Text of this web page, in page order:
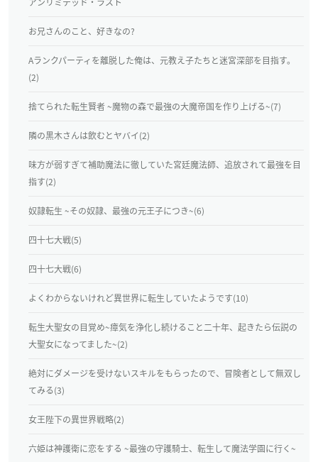
お兄さんのこと、好きなの?
Aランクパーティを離脱した俺は、元教え子たちと迷宮深部を目指す。
(2)
捨てられた転生賢者 ~魔物の森で最強の大魔帝国を作り上げる~(7)
隣の黒木さんは飲むとヤバイ(2)
味方が弱すぎて補助魔法に徹していた宮廷魔法師、追放されて最強を目
指す(2)
奴隷転生 ~その奴隷、最強の元王子につき~(6)
四十七大戦(5)
四十七大戦(6)
よくわからないけれど異世界に転生していたようです(10)
転生大聖女の目覚め~瘴気を浄化し続けること二十年、起きたら伝説の
大聖女になってました~(2)
絶対にダメージを受けないスキルをもらったので、冒険者として無双し
てみる(3)
女王陛下の異世界戦略(2)
六姫は神護衛に恋をする ~最強の守護騎士、転生して魔法学園に行く~